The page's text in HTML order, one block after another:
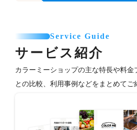
Service Guide
サービス紹介
カラーミーショップの主な特長や料金
との比較、利用事例などをまとめてご